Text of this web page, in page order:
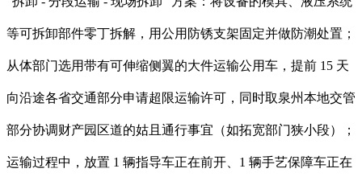
等可拆卸部件零丁拆解，用公用防锈支架固定并做防潮处置；
从体部门选用带有可伸缩侧翼的大件运输公用车，提前 15 天
向沿途各省交通部分申请超限运输许可，同时取泉州本地交管
部分协调财产园区道的姑且通行事宜（如拓宽部门狭小段）；
运输过程中，放置 1 辆指导车正在前开、1 辆手艺保障车正在